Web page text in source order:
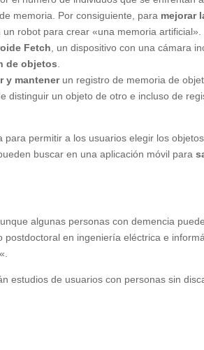
memoria. Por consiguiente, para mejorar
robot para crear «una memoria artificial».
Fetch , un dispositivo con una cámara
de objetos
y mantenerun registro de memoria de
distinguir un objeto de otro e incluso de
permitir a los usuarios elegir los
buscar en una aplicación móvil para
algunas personas con demencia
en ingeniería eléctrica e
«.
estudios de usuarios con personas sin